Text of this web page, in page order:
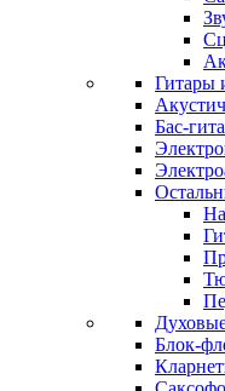
Гитары
Бас-
Блок-